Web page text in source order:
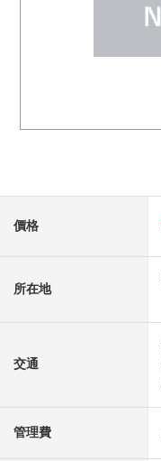
價格
所在地
交通
管理費